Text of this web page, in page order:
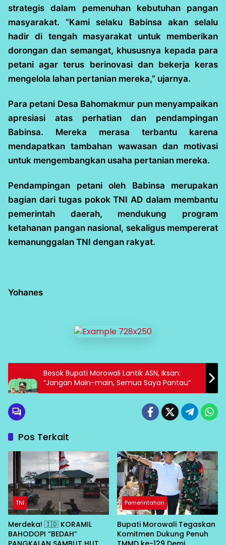
strategis dalam pemenuhan kebutuhan pangan
masyarakat. “Kami selaku Babinsa akan selalu
hadir di tengah masyarakat untuk memberikan
dorongan dan semangat, khususnya kepada para
petani agar terus berinovasi dan bekerja keras
mengelola lahan pertanian mereka,” ujarnya.
Para petani Desa Bahomakmur pun menyampaikan
apresiasi atas perhatian dan pendampingan
Babinsa. Mereka merasa terbantu karena
mendapatkan tambahan wawasan dan motivasi
untuk mengembangkan usaha pertanian mereka.
Pendampingan petani oleh Babinsa merupakan
bagian dari tugas pokok TNI AD dalam membantu
pemerintah daerah, mendukung program
ketahanan pangan nasional, sekaligus mempererat
kemanunggalan TNI dengan rakyat.
Yohanes
Besok Bupati Morowali Lantik ASN, Iksan:
“Jangan Main-main, Semua Saya Pantau”
Pos Terkait
TNI
Merdeka! 🇮🇩 KORAMIL
BAHODOPI “BEDAH”
Pemerintahan
Bupati Morowali Tegaskan
Komitmen Dukung Penuh